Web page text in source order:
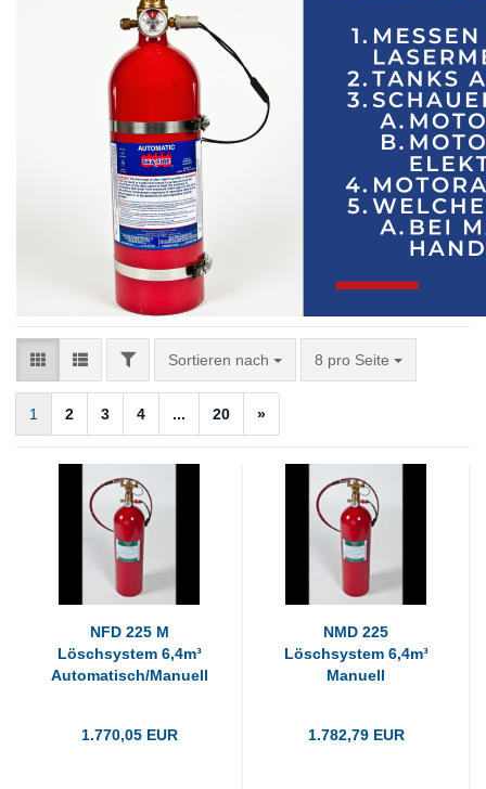
FILTERSortieren nach
Sortieren nach 8 pro Seite
pro Seite
1 2 3 4 ... 20 »
NFD 225 M
Löschsystem 6,4m³
Automatisch/Manuell
1.770,05 EUR
NMD 225
Löschsystem 6,4m³
Manuell
1.782,79 EUR